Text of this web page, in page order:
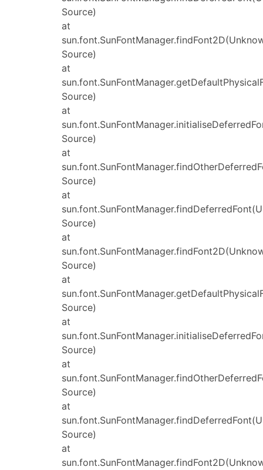
Source)
at
Source)
at
Source)
at
Source)
at
Source)
at
Source)
at
Source)
at
Source)
at
Source)
at
Source)
at
Source)
at